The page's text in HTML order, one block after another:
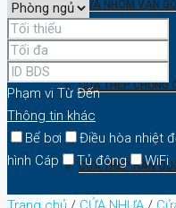
CỬA NHÔM VÂN GỖ
CỬA THÉP CHỐNG
CỬA THÉP HÀN
Phạm vi Từ Đến
Thông tin khác
Bể bơi
Điều hòa nhiệt
hình Cáp
Tủ đông WiFi